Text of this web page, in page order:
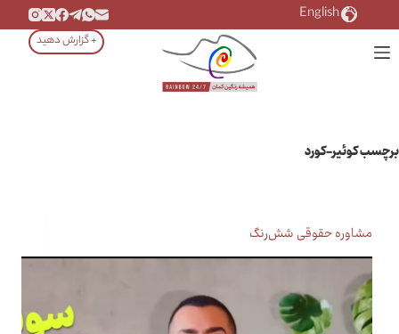
به
محتوا
English
+ گزارش دهید
برچسبکوئیر-کورد
مشاوره حقوقی شش‌رنگ